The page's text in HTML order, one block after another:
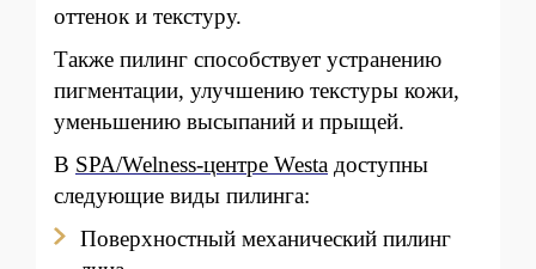
оттенок и текстуру.
Также пилинг способствует устранению
пигментации, улучшению текстуры кожи,
уменьшению высыпаний и прыщей.
В SPA/Welness-центре Westa доступны
следующие виды пилинга:
Поверхностный механический пилинг